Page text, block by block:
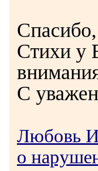
Стихи у
С
Любовь
о